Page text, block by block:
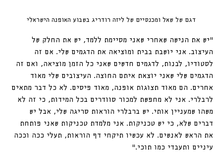
דגם של שאל ומכנסיים של ליזה רודריג בשבוע האופנה הישראלי
״יש את הנישה שאחרי שאני מסיימת ללמד, יש את החלק של
העיצוב. אני יושבת בבית ומוציאה את הדגמים שלי. אם זה
לסטודיו, לבנות, לדגמים חדשים שאני כל הזמן מוציאה, ואם זה
הדגמים שלי שאני יוצאת איתם החוצה. העיצובים שלי מאוד
אחרים. הם מאוד תצוגות אופנה, מאוד פיסים. לא כל דבר מתאים
לרבלרי. אני לא מחפשת למכור סוודרים בכל המידות, כי זה לא
משהו שמעניין אותי. יש ברבלרי הוראות סריגה שלי, אבל יש
דברים שלא, כי יש טכניקות. אני מלמדת טכניקות שאני פותחת
את הראש לאנשים. לא עכשיו תיקחי דף הוראות, תעלי ככה וככה
עיניים ותעבדי כמו תוכי.״